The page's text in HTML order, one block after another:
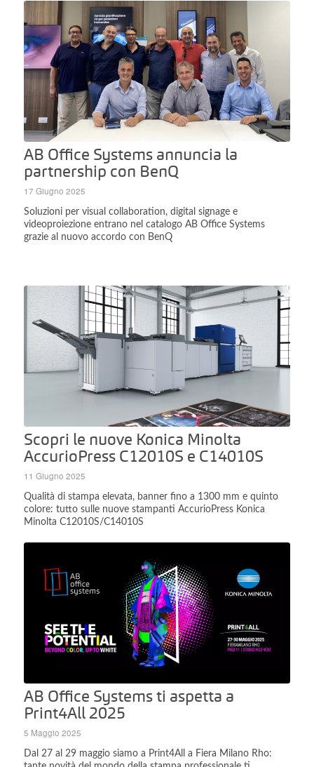
AB Office Systems annuncia la
partnership con BenQ
17 Giugno 2025
Soluzioni per visual collaboration, digital signage e
videoproiezione entrano nel catalogo AB Office Systems
grazie al nuovo accordo con BenQ
Scopri le nuove Konica Minolta
AccurioPress C12010S e C14010S
11 Giugno 2025
Qualità di stampa elevata, banner fino a 1300 mm e quinto
colore: tutto sulle nuove stampanti AccurioPress Konica
Minolta C12010S/C14010S
AB Office Systems ti aspetta a
Print4All 2025
5 Maggio 2025
Dal 27 al 29 maggio siamo a Print4All a Fiera Milano Rho: